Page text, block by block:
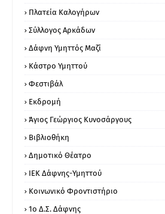
Πλατεία Καλογήρων
Σύλλογος Αρκάδων
Δάφνη Υμηττός Μαζί
Κάστρο Υμηττού
Φεστιβάλ
Εκδρομή
Άγιος Γεώργιος Κυνοσάργους
Βιβλιοθήκη
Δημοτικό Θέατρο
ΙΕΚ Δάφνης-Υμηττού
Κοινωνικό Φροντιστήριο
1ο Δ.Σ. Δάφνης